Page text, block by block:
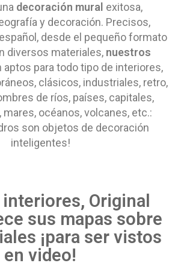
decoración mural exitosa,
y decoración. Precisos,
desde el pequeño formato
diversos materiales, nuestros
aptos para todo tipo de interiores,
clásicos, industriales, retro,
de ríos, países, capitales,
océanos, volcanes, etc.:
son objetos de decoración
inteligentes!
Original
sus mapas sobre
¡para ser vistos
en video!